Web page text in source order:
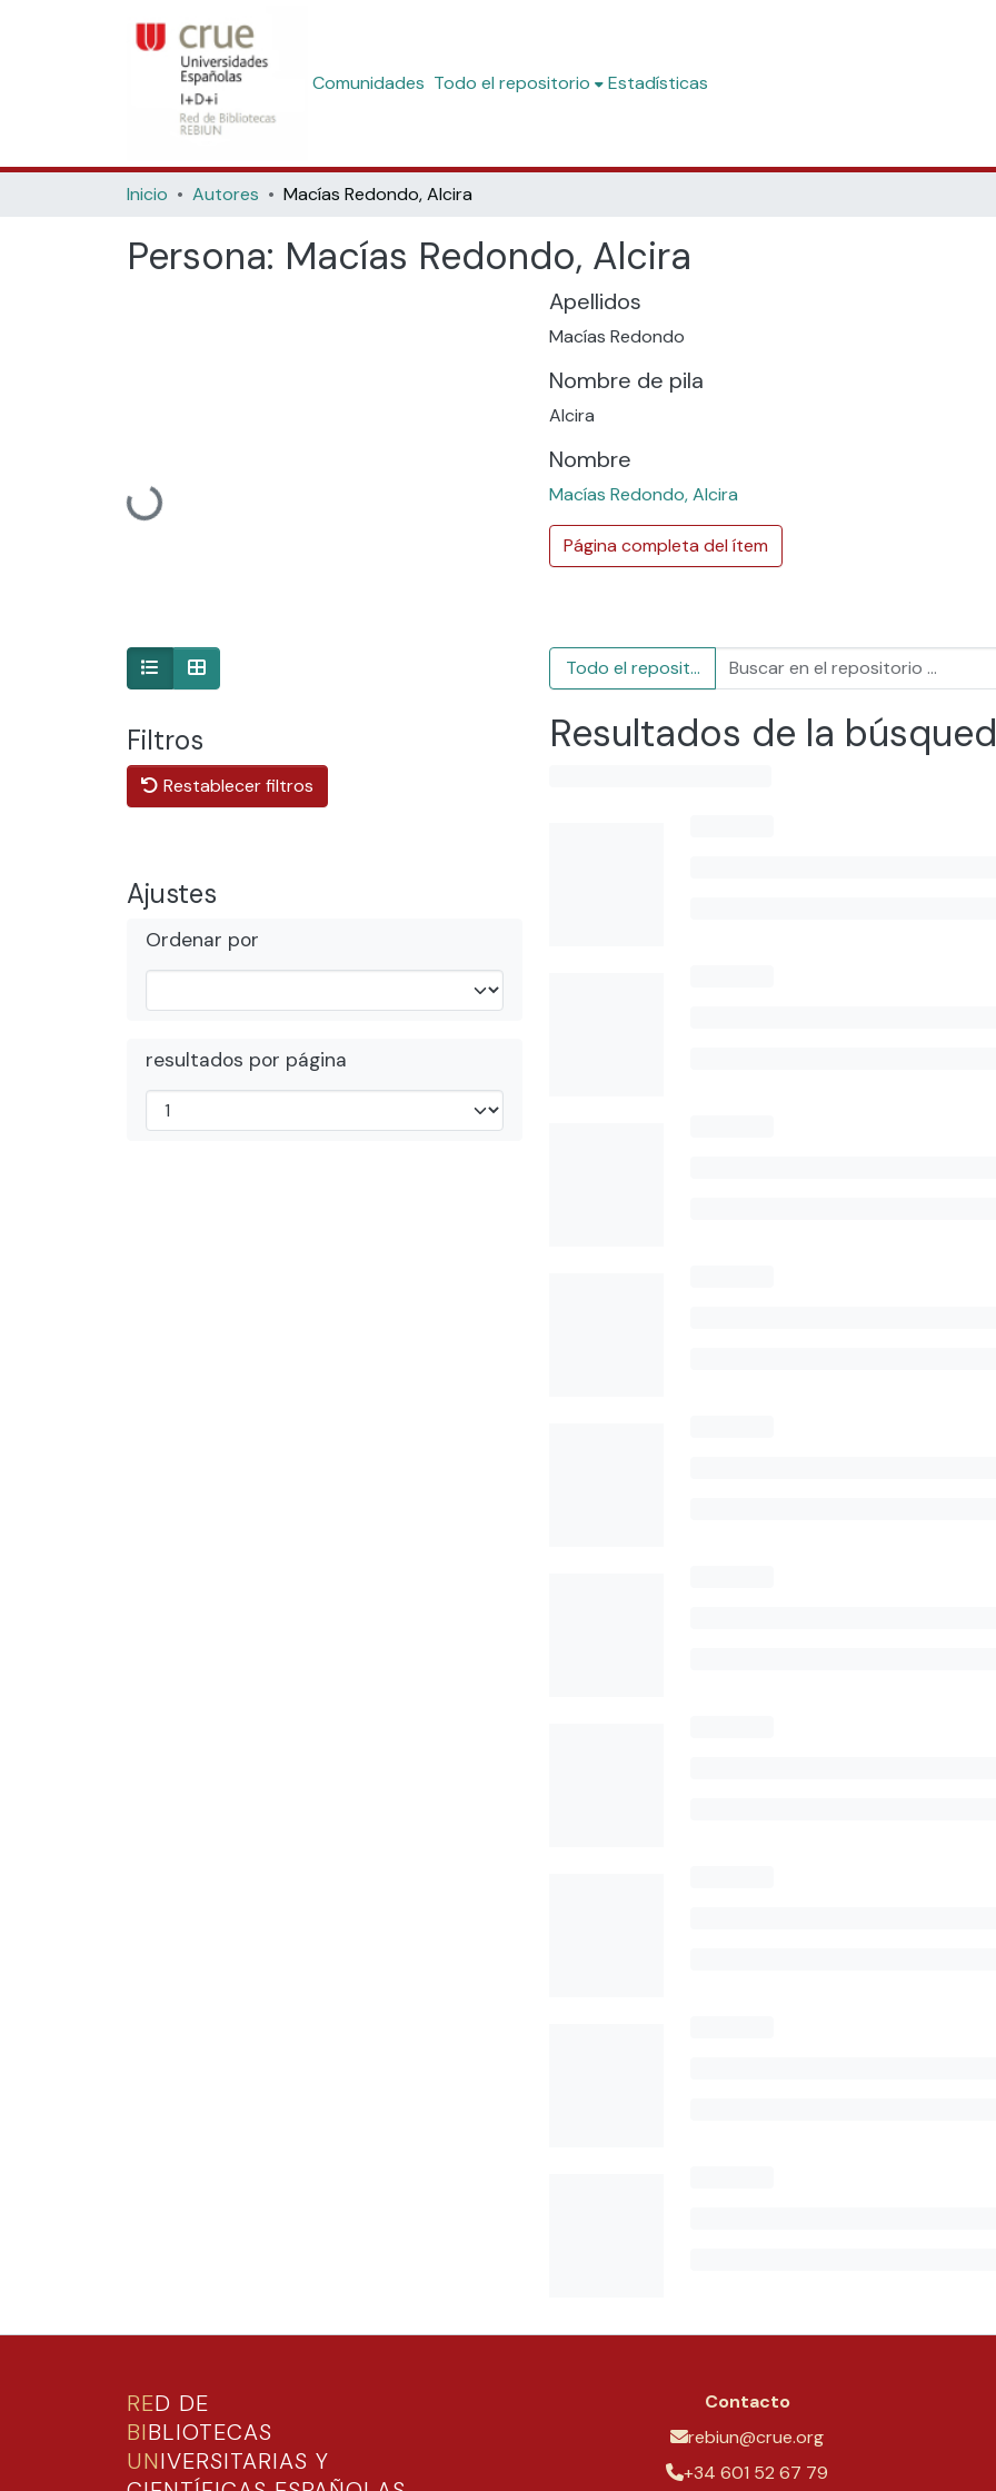
Comunidades Todo el repositorio Estadísticas
Inicio Autores Macías Redondo, Alcira
Persona: Macías Redondo, Alcira
Cargando...
Apellidos
Macías Redondo
Nombre de pila
Alcira
Nombre
Macías Redondo, Alcira
Página completa del ítem
Filtros
Restablecer filtros
Ajustes
Ordenar por
resultados por página
Todo el repositorio
Resultados de la
RED DE
BIBLIOTECAS
UNIVERSITARIAS Y
Contacto
rebiun@crue.org
+34 601 52 67 79